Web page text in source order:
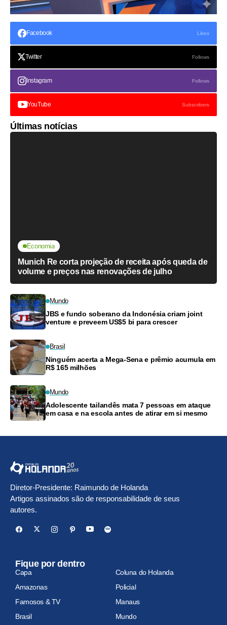
Facebook Likes
Twitter Follows
Instagram Follows
YouTube Subscribers
Últimas notícias
Economia
Munich Re corta projeção de receita após queda de
volume e preços nas renovações de julho
Mundo
JBS e fundo soberano da Indonésia criam joint
venture e preveem US$5 bi para crescer
Brasil
Ninguém acerta a Mega-Sena e prêmio acumula em
R$ 165 milhões
Mundo
Adolescente tailandês mata 7 pessoas em ataque
em casa e na escola antes de atirar em si mesmo
Diretor-Presidente: Raimundo de Holanda
Artigos assinados são de responsabilidade de seus
autores.
Fique por dentro
Capa
Coluna do Holanda
Amazonas
Policial
Famosos & TV
Manaus
Brasil
Mundo